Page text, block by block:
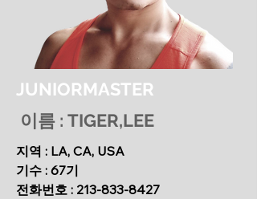
JUNIORMASTER
이름 : TIGER,LEE
지역 : LA, CA, USA
기수 : 67기
​전화번호 : 213-833-8427